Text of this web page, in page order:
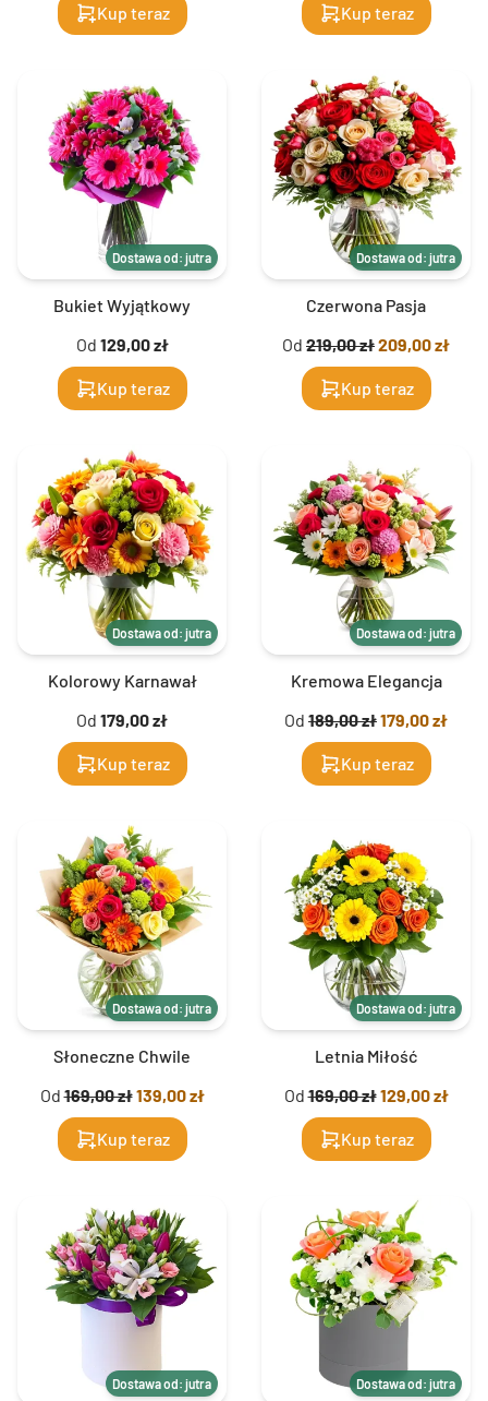
Kup teraz Kup teraz
Dostawa od: jutra
Bukiet Wyjątkowy
Od 129,00 zł
Kup teraz
Dostawa od: jutra
Czerwona Pasja
Od 219,00 zł209,00 zł
Kup teraz
Dostawa od: jutra
Kolorowy Karnawał
Od 179,00 zł
Kup teraz
Dostawa od: jutra
Kremowa Elegancja
Od 189,00 zł179,00 zł
Kup teraz
Dostawa od: jutra
Słoneczne Chwile
Od169,00 zł139,00 zł
Kup teraz
Dostawa od: jutra
Letnia Miłość
Od169,00 zł129,00 zł
Kup teraz
Dostawa od: jutra Dostawa od: jutra